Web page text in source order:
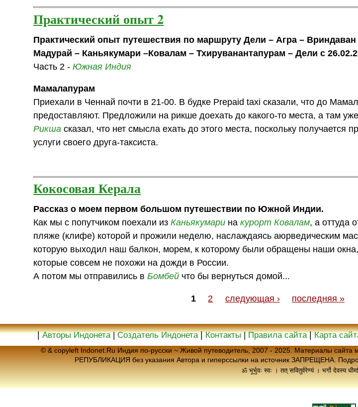
Практический опыт 2
Практический опыт путешествия по маршруту Дели – Агра –
Мадурай – Каньякумари –Ковалам – Тхируванантапурам – Дели с
Часть 2 -Южная Индия
Мамалапурам
Приехали в Ченнай почти в 21-00. В будке Prepaid taxi сказали, что до
предоставляют. Предложили на рикше доехать до какого-то места, а там
Рикша сказал, что нет смысла ехать до этого места, поскольку получается
услуги своего друга-таксиста.
Кокосовая Керала
Рассказ о моем первом большом путешествии по Южной Индии.
Как мы с попутчиком поехали изКаньякумари накурорт Ковалам, а оттуда
пляже (клифе) которой и прожили неделю, наслаждаясь аюрведическим
которую выходил наш балкон, морем, к которому были обращены наши
которые совсем не похожи на дожди в России.
А потом мы отправились вБомбей что бы вернуться домой...
1 2 следующая › последняя »
|Авторы Индонета|Создатель Индонета|Контакты|Правила сайта|Карта
© & copyleft Indonet.Ru Индия по-русски ~ Живой путеводитель, 2007 - 2025. Материалы
РЕПУБЛИКАЦИЯ без указания Автора и гиперссылки на источник ЗАПРЕЩЕНА.
ॐ भूर्भुवः स्वः । तत् सवितुर्वरेण्यं । भर्गो देवस्य